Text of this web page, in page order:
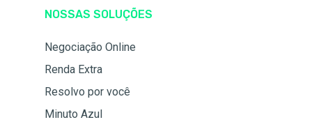
NOSSAS SOLUÇÕES
Negociação Online
Renda Extra
Resolvo por você
Minuto Azul